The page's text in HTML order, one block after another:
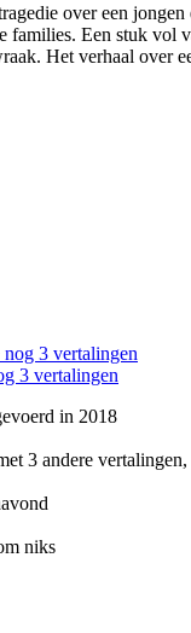
over een
families. Een stuk vol
Het verhaal over
3 vertalingen
in 2018
3 andere vertalingen,
niks